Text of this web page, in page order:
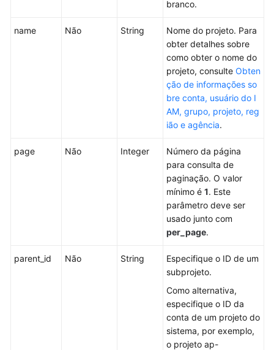
de
branco.
name Não String
Nome do projeto. Para
obter detalhes sobre
como obter o nome do
projeto, consulte Obten
ção de informações so
bre conta, usuário do I
AM, grupo, projeto, reg
ião e agência.
page Não Integer
Número da página
para consulta de
paginação. O valor
mínimo é 1. Este
parâmetro deve ser
usado junto com
per_page.
parent_id Não String
Especifique o ID de um
subprojeto.
Como alternativa,
especifique o ID da
conta de um projeto do
sistema, por exemplo,
o projeto ap-